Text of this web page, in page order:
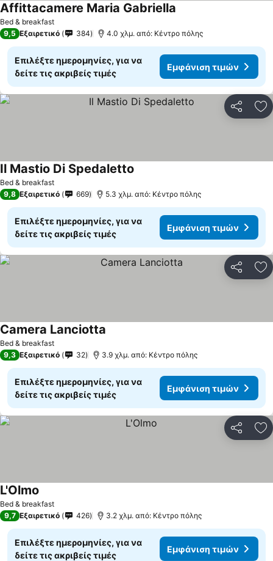
Bed & breakfast
Affittacamere Maria Gabriella
9,5 Εξαιρετικό 384 4.0 χλμ. από: Κέντρο πόλης
Επιλέξτε ημερομηνίες, για να
δείτε τις ακριβείς τιμές
Εμφάνιση τιμών
Bed & breakfast
Il Mastio Di Spedaletto
9,8 Εξαιρετικό 669 5.3 χλμ. από: Κέντρο πόλης
Επιλέξτε ημερομηνίες, για να
δείτε τις ακριβείς τιμές
Εμφάνιση τιμών
Bed & breakfast
Camera Lanciotta
9,3 Εξαιρετικό 32 3.9 χλμ. από: Κέντρο πόλης
Επιλέξτε ημερομηνίες, για να
δείτε τις ακριβείς τιμές
Εμφάνιση τιμών
Bed & breakfast
L'Olmo
9,7 Εξαιρετικό 426 3.2 χλμ. από: Κέντρο πόλης
Επιλέξτε ημερομηνίες, για να
δείτε τις ακριβείς τιμές
Εμφάνιση τιμών